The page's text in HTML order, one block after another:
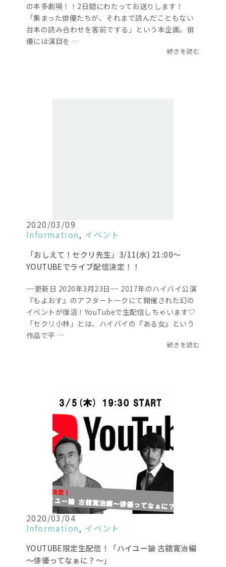
の本多劇場！！2日間にわたってお送りします！
「集まった俳優たちが、それまで読んだこともない
台本の読み合わせを客前でする」という本企画。俳
優には演目を …
続きを読む
2020/03/09
Information, イベント
「おしえて！セクリ先生」3/11(水) 21:00〜
YOUTUBEでライブ配信決定！！
−−更新日 2020年3月23日−− 2017年のハイバイ公演
『もよおす』のアフタートークにて開催された幻の
イベントが復活！YouTubeで生配信しちゃいます♡
「セクリ小林」とは、ハイバイの『ある女』という
作品で平 …
続きを読む
2020/03/04
Information, イベント
YOUTUBE限定生配信！「ハイユー論 古舘寛治編
～俳優ってなぁに？～」